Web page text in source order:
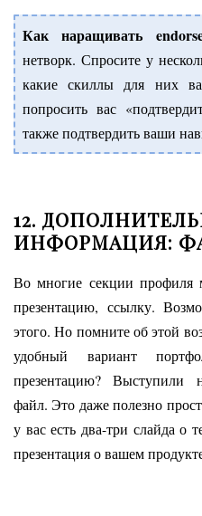
Как наращивать
нетворк. Спросите у
какие скиллы для них
попросить вас
также подтвердить ваши
12.
ИНФОРМАЦИЯ:
Во многие секции профиля
презентацию, ссылку.
этого. Но помните об этой
удобный вариант
презентацию? Выступили
файл. Это даже полезно
у вас есть два-три слайда о
презентация о вашем